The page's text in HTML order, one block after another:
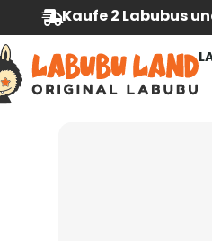
Kaufe 2 Labubus